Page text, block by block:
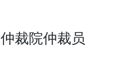
裁院仲裁员